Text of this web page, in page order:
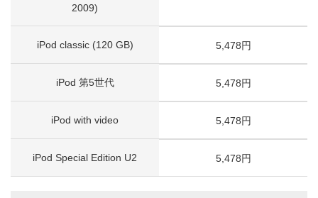
2009)
iPod classic (120 GB) 5,478円
iPod 第5世代 5,478円
iPod with video 5,478円
iPod Special Edition U2 5,478円